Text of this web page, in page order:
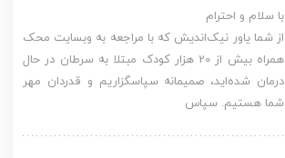
با سلام و احترام
از شما یاور نیک‌اندیش که با مراجعه به وبسایت محک
همراه بیش از 20 هزار کودک مبتلا به سرطان در حال
درمان شده‌اید، صمیمانه سپاسگزاریم و قدردان مهر
شما هستیم. سپاس